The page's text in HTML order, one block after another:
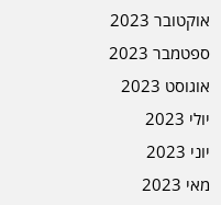
אוקטובר 2023
ספטמבר 2023
אוגוסט 2023
יולי 2023
יוני 2023
מאי 2023